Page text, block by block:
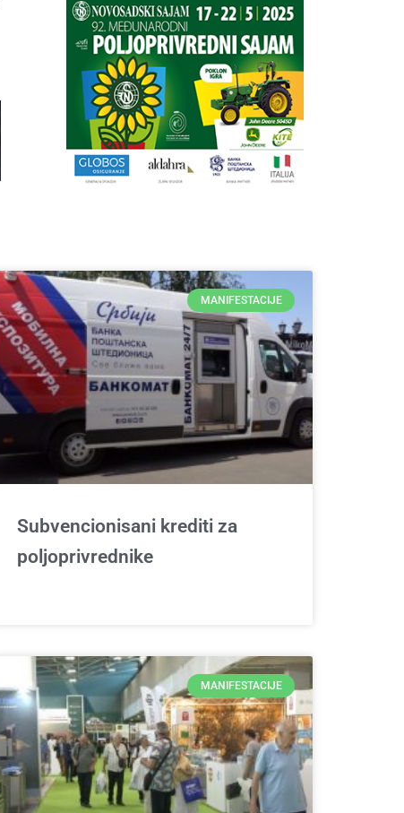
MANIFESTACIJE
Subvencionisani krediti za
poljoprivrednike
MANIFESTACIJE